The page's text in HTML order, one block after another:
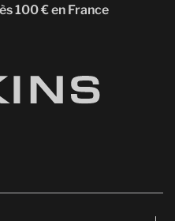
100 € en France